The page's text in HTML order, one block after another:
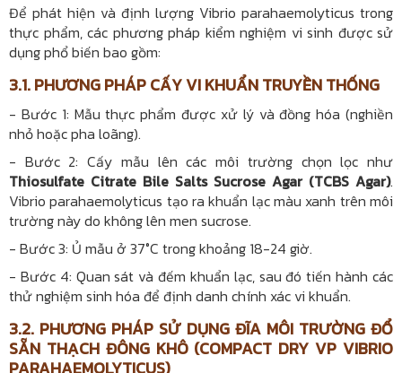
Để phát hiện và định lượng Vibrio parahaemolyticus trong
thực phẩm, các phương pháp kiểm nghiệm vi sinh được sử
dụng phổ biến bao gồm:
3.1. PHƯƠNG PHÁP CẤY VI KHUẨN TRUYỀN THỐNG
- Bước 1: Mẫu thực phẩm được xử lý và đồng hóa (nghiền
nhỏ hoặc pha loãng).
- Bước 2: Cấy mẫu lên các môi trường chọn lọc như
Thiosulfate Citrate Bile Salts Sucrose Agar (TCBS Agar).
Vibrio parahaemolyticus tạo ra khuẩn lạc màu xanh trên môi
trường này do không lên men sucrose.
- Bước 3: Ủ mẫu ở 37°C trong khoảng 18-24 giờ.
- Bước 4: Quan sát và đếm khuẩn lạc, sau đó tiến hành các
thử nghiệm sinh hóa để định danh chính xác vi khuẩn.
3.2. PHƯƠNG PHÁP SỬ DỤNG ĐĨA MÔI TRƯỜNG ĐỔ
SẴN THẠCH ĐÔNG KHÔ (COMPACT DRY VP VIBRIO
PARAHAEMOLYTICUS)